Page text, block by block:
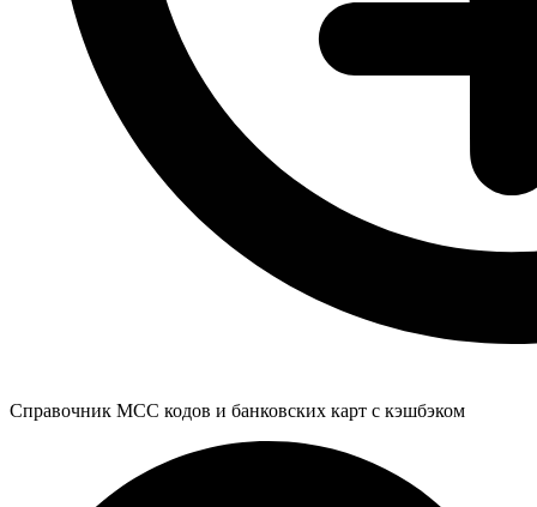
Справочник MCC кодов и банковских карт с кэшбэком